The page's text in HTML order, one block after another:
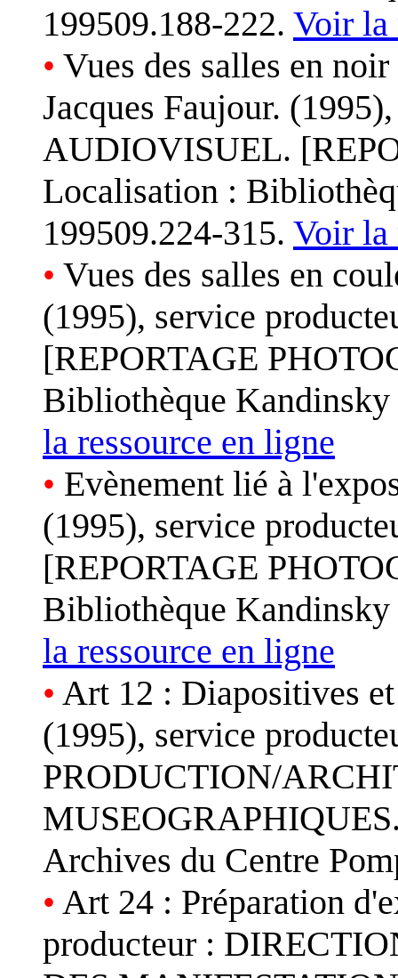
199509.188-222. Voir la
• Vues des salles en
Jacques Faujour.
AUDIOVISUEL.
Localisation :
199509.224-315. Voir la
• Vues des salles en
(1995), service
[REPORTAGE
Bibliothèque
la ressource en ligne
• Evènement lié à
(1995), service
[REPORTAGE
Bibliothèque
la ressource en ligne
• Art 12 : Diapositives
(1995), service
PRODUCTION/
Archives du Centre
• Art 24 : Préparation
producteur :